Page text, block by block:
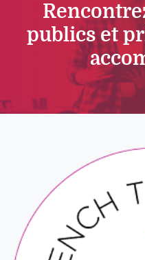
publics et